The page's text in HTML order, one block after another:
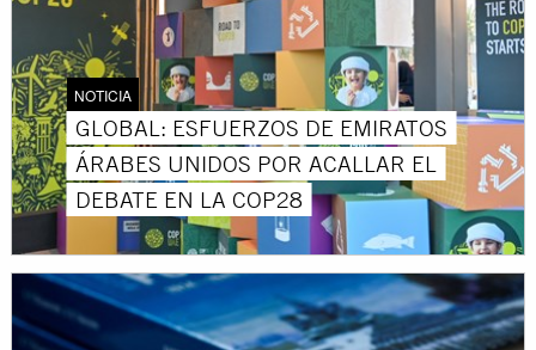
NOTICIA
GLOBAL: ESFUERZOS DE EMIRATOS
ÁRABES UNIDOS POR ACALLAR EL
DEBATE EN LA COP28